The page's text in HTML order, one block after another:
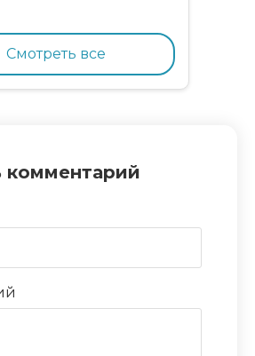
и гранатом
Смотреть все
комментарий